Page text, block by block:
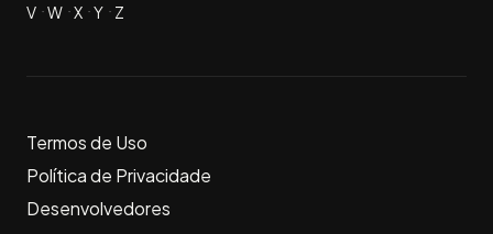
V W X Y Z
Termos de Uso
Política de Privacidade
Desenvolvedores